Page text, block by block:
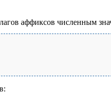
аффиксов численным